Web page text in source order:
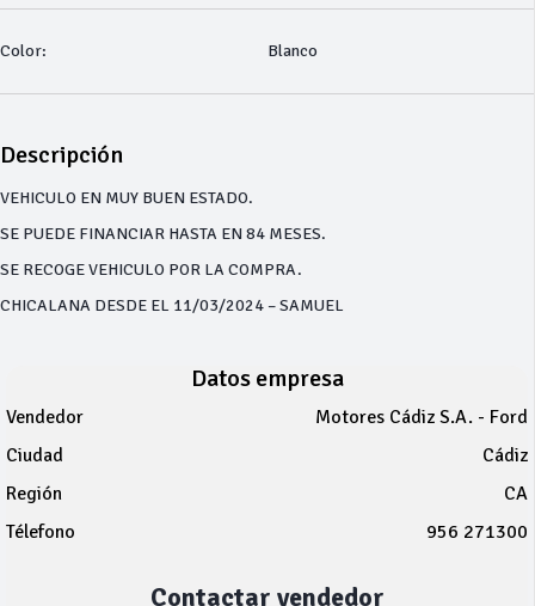
Color: Blanco
Descripción
VEHICULO EN MUY BUEN ESTADO.
SE PUEDE FINANCIAR HASTA EN 84 MESES.
SE RECOGE VEHICULO POR LA COMPRA.
CHICALANA DESDE EL 11/03/2024 – SAMUEL
Datos empresa
Vendedor
Motores Cádiz S.A. - Ford
Ciudad
Cádiz
Región
CA
Télefono
956 271300
Contactar vendedor